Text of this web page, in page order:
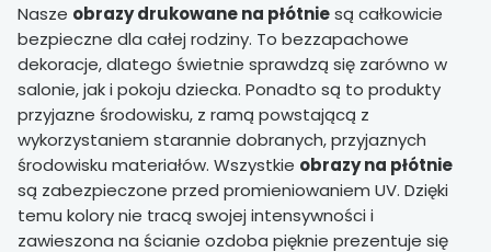
Nasze obrazy drukowane na płótniesą całkowicie
bezpieczne dla całej rodziny. To bezzapachowe
dekoracje, dlatego świetnie sprawdzą się zarówno w
salonie, jak i pokoju dziecka. Ponadto są to produkty
przyjazne środowisku, z ramą powstającą z
wykorzystaniem starannie dobranych, przyjaznych
środowisku materiałów. Wszystkie obrazy na płótnie
są zabezpieczone przed promieniowaniem UV. Dzięki
temu kolory nie tracą swojej intensywności i
zawieszona na ścianie ozdoba pięknie prezentuje się